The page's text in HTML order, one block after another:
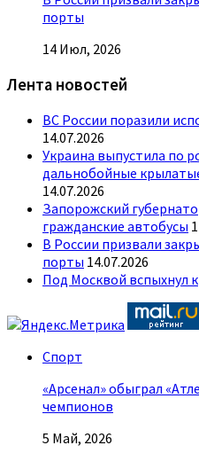
порты
14 Июл, 2026
Лента новостей
ВС России поразили
14.07.2026
Украина выпустила по
дальнобойные
14.07.2026
Запорожский
гражданские автобусы
В России призвали
порты 14.07.2026
Под Москвой вспыхнул
Спорт
«Арсенал» обыграл
чемпионов
5 Май, 2026